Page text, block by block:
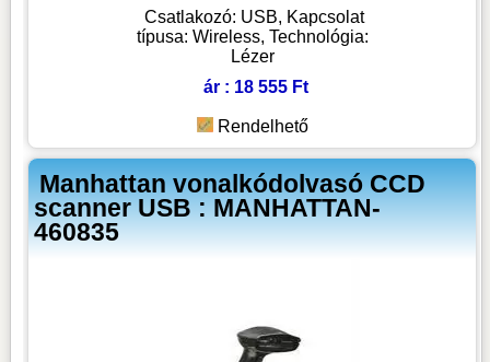
Csatlakozó: USB, Kapcsolat
típusa: Wireless, Technológia:
Lézer
ár : 18 555 Ft
Rendelhető
Manhattan vonalkódolvasó CCD
scanner USB : MANHATTAN-
460835